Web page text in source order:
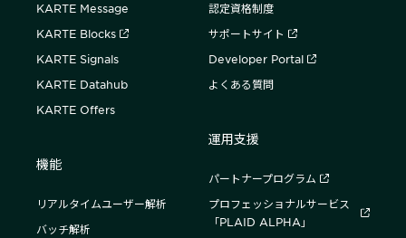
KARTE Message
KARTE Blocks
KARTE Signals
KARTE Datahub
KARTE Offers
機能
リアルタイムユーザー解析
バッチ解析
認定資格制度
サポートサイト
Developer Portal
よくある質問
運用支援
パートナープログラム
プロフェッショナルサービス
「PLAID ALPHA」